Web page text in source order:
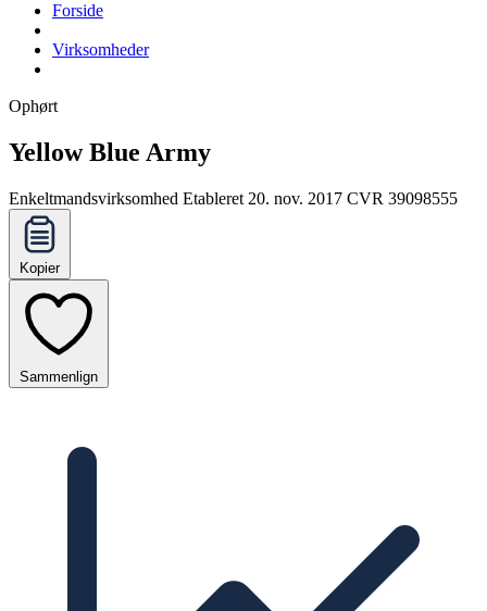
Forside
Virksomheder
Ophørt
Yellow Blue Army
Enkeltmandsvirksomhed Etableret 20. nov. 2017 CVR 39098555
Kopier
Sammenlign